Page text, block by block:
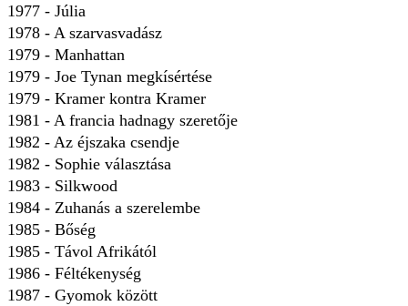
1977 - Júlia
1978 - A szarvasvadász
1979 - Manhattan
1979 - Joe Tynan megkísértése
1979 - Kramer kontra Kramer
1981 - A francia hadnagy szeretője
1982 - Az éjszaka csendje
1982 - Sophie választása
1983 - Silkwood
1984 - Zuhanás a szerelembe
1985 - Bőség
1985 - Távol Afrikától
1986 - Féltékenység
1987 - Gyomok között